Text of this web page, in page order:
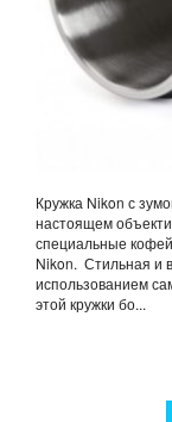
Кружка Nikon с
настоящем
специальные
Nikon. Стильная и
использованием
этой кружки бо...